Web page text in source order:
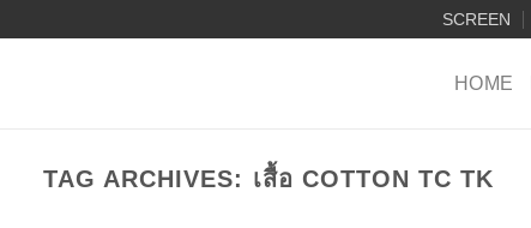
SCREEN
HOME
TAG ARCHIVES: เสื้อ COTTON TC TK